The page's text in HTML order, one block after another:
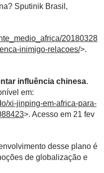
Sputinik Brasil,
20180328
inimigo-relacoes/>.
influência chinesa.
em:
xi-jinping-em-africa-para-
>. Acesso em 21 fev
desse plano é
de globalização e